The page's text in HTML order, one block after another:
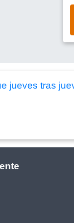
jueves tras